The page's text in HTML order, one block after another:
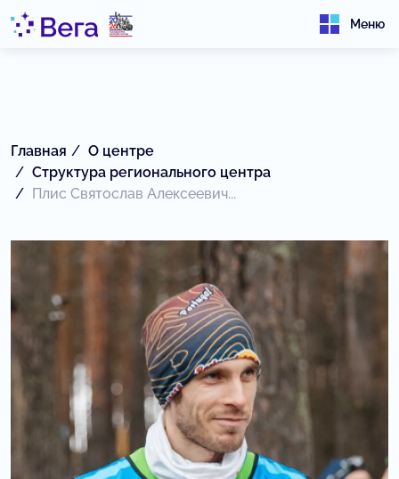
Меню
Главная
О центре
Структура регионального центра
Плис Святослав Алексеевич...